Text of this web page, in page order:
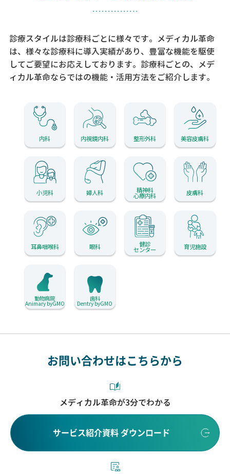
診療スタイルは診療科ごとに様々です。メディカル革命
は、様々な診療科に導入実績があり、 豊富な機能を駆使
してご要望にお応えしております。 診療科ごとの、メデ
ィカル革命ならではの機能・活用方法をご紹介します。
内科 内視鏡内科 整形外科 美容皮膚科
小児科 婦人科 精神科
心療内科 皮膚科
耳鼻咽喉科 眼科 健診
センター 育児施設
動物病院
Animary byGMO
歯科
Dentry byGMO
お問い合わせはこちらから
メディカル革命が3分でわかる
サービス紹介資料 ダウンロード